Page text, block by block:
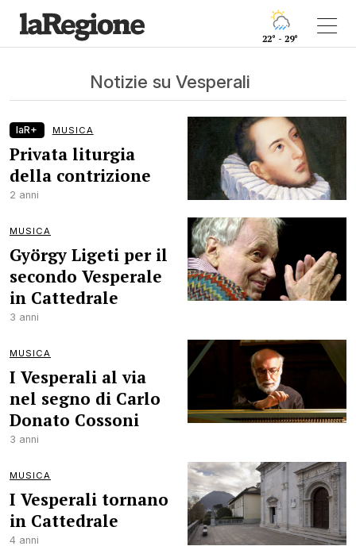
22° - 29°
Notizie su Vesperali
laR+ MUSICA
Privata liturgia
della contrizione
2 anni
MUSICA
György Ligeti per il
secondo Vesperale
in Cattedrale
3 anni
MUSICA
I Vesperali al via
nel segno di Carlo
Donato Cossoni
3 anni
MUSICA
I Vesperali tornano
in Cattedrale
4 anni